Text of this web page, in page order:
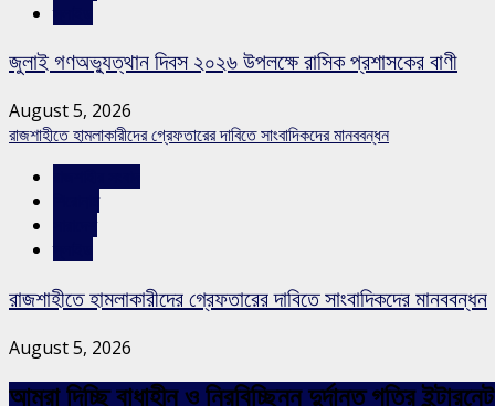
জুলাই গণঅভ্যুত্থান দিবস ২০২৬ উপলক্ষে রাসিক প্রশাসকের বাণী
August 5, 2026
রাজশাহীতে হামলাকারীদের গ্রেফতারের দাবিতে সাংবাদিকদের মানববন্ধন
রাজশাহীতে হামলাকারীদের গ্রেফতারের দাবিতে সাংবাদিকদের মানববন্ধন
August 5, 2026
আমরা দিচ্ছি বাধাহীন ও নিরবিচ্ছিন্ন দুর্দান্ত গতির